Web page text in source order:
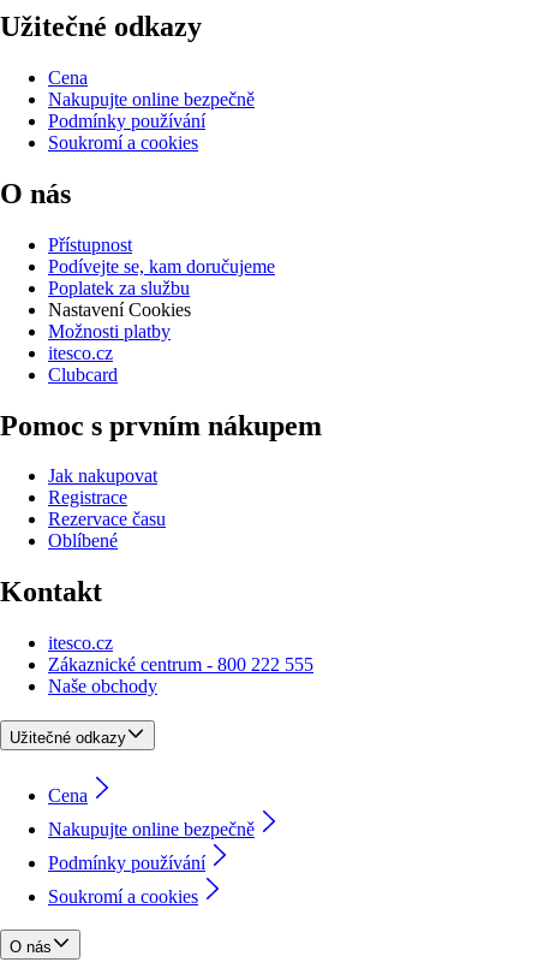
Užitečné odkazy
Cena
Nakupujte online bezpečně
Podmínky používání
Soukromí a cookies
O nás
Přístupnost
Podívejte se, kam doručujeme
Poplatek za službu
Nastavení Cookies
Možnosti platby
itesco.cz
Clubcard
Pomoc s prvním nákupem
Jak nakupovat
Registrace
Rezervace času
Oblíbené
Kontakt
itesco.cz
Zákaznické centrum - 800 222 555
Naše obchody
Užitečné odkazy
Cena
Nakupujte online bezpečně
Podmínky používání
Soukromí a cookies
O nás